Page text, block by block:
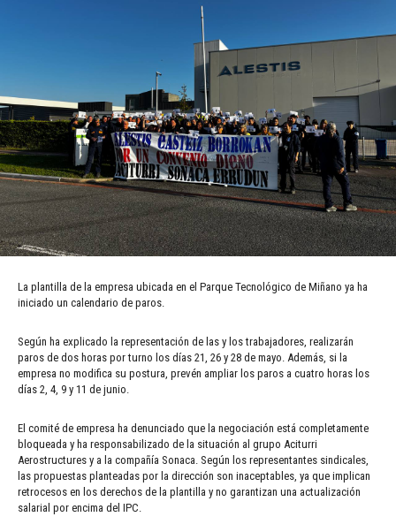
La plantilla de la empresa ubicada en el Parque Tecnológico de Miñano ya ha
iniciado un calendario de paros.
Según ha explicado la representación de las y los trabajadores, realizarán
paros de dos horas por turno los días 21, 26 y 28 de mayo. Además, si la
empresa no modifica su postura, prevén ampliar los paros a cuatro horas los
días 2, 4, 9 y 11 de junio.
El comité de empresa ha denunciado que la negociación está completamente
bloqueada y ha responsabilizado de la situación al grupo Aciturri
Aerostructures y a la compañía Sonaca. Según los representantes sindicales,
las propuestas planteadas por la dirección son inaceptables, ya que implican
retrocesos en los derechos de la plantilla y no garantizan una actualización
salarial por encima del IPC.